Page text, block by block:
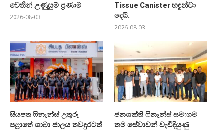
වෙතින් උණුසුම් ප්‍රණාම
2026-08-03
Tissue Canister හඳුන්වා
දෙයි.
2026-08-03
සියපත ෆිනෑන්ස් උතුරු
පළාතේ ශාඛා ජාලය තවදුරටත්
ජනශක්ති ෆිනෑන්ස් සමාගම
තම සේවාවන් වැඩිදියුණු